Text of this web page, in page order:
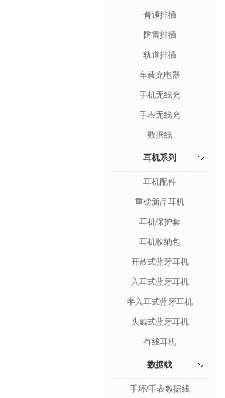
普通排插
防雷排插
轨道排插
车载充电器
手机无线充
手表无线充
数据线
耳机系列
耳机配件
重磅新品耳机
耳机保护套
耳机收纳包
开放式蓝牙耳机
入耳式蓝牙耳机
半入耳式蓝牙耳机
头戴式蓝牙耳机
有线耳机
数据线
手环/手表数据线